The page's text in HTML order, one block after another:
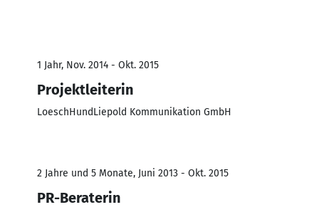
1 Jahr, Nov. 2014 - Okt. 2015
Projektleiterin
LoeschHundLiepold Kommunikation GmbH
2 Jahre und 5 Monate, Juni 2013 - Okt. 2015
PR-Beraterin